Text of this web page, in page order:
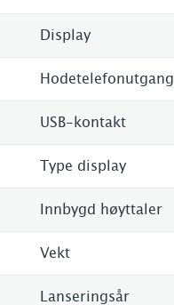
Display
Hodetelefonutgang
USB-kontakt
Type display
Innbygd høyttaler
Vekt
Lanseringsår